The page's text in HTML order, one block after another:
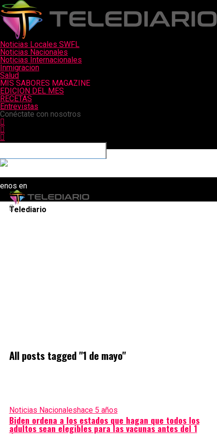
Noticias Locales SWFL
Noticias Nacionales
Noticias Internacionales
Inmigracion
Salud
MIS SABORES MAGAZINE
EDICION DEL MES
RECETAS
Entrevistas
Conéctate con nosotros
en
Telediario
All posts tagged "1 de mayo"
Noticias Nacionaleshace 5 años
Biden ordena a los estados que hagan que todos los
adultos sean elegibles para las vacunas antes del 1